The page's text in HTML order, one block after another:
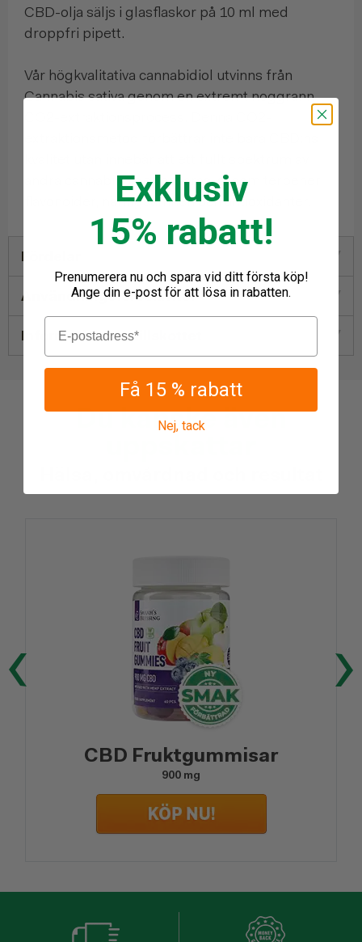
CBD-olja säljs i glasflaskor på 10 ml med
droppfri pipett.
Vår högkvalitativa cannabidiol utvinns från
Cannabis sativa genom en extremt noggrann
andra cannabinoider bevaras, såsom terpener,
flavonoider, näringsämnen och antioxidanter.
Fördelar
Användningsföreskrifter
Information om tillskottet
Du kanske även
uppskattar
CBD Fruktgummisar
900 mg
Exklusiv
15% rabatt!
Prenumerera nu och spara vid ditt första köp!
Ange din e-post för att lösa in rabatten.
Få 15 % rabatt
Nej, tack